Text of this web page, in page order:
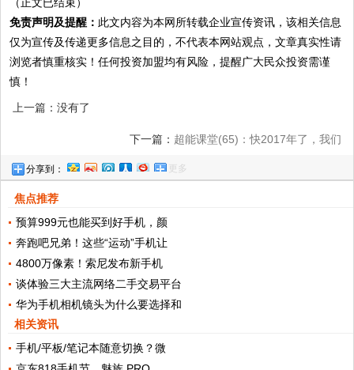
（正文已结束）
免责声明及提醒： 此文内容为本网所转载企业宣传资讯，该相关信息
仅为宣传及传递更多信息之目的，不代表本网站观点，文章真实性请
浏览者慎重核实！任何投资加盟均有风险，提醒广大民众投资需谨
慎！
上一篇：没有了
下一篇： 超能课堂(65)：快2017年了，我们
分享到： 更多
焦点推荐
预算999元也能买到好手机，颜
奔跑吧兄弟！这些“运动”手机让
4800万像素！索尼发布新手机
谈体验三大主流网络二手交易平台
华为手机相机镜头为什么要选择和
相关资讯
手机/平板/笔记本随意切换？微